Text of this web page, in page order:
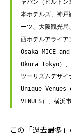
ャパン（ヒルト
本ホテルズ、神戸
ーツ、大阪観光局
西ホテルアライ
Osaka MICE
Okura Tokyo）、
ツーリズムデザイ
Unique Venues
VENUES）、横浜
この「過去最多